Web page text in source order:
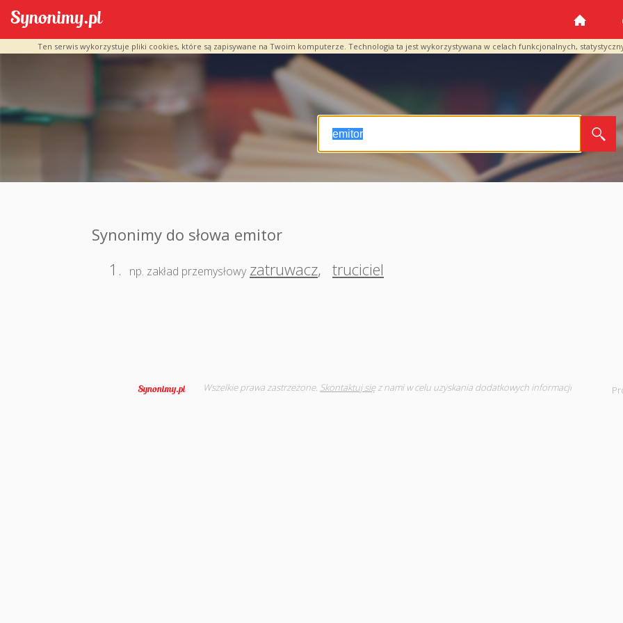
Ten serwis wykorzystuje pliki cookies, które są zapisywane na Twoim komputerze. Technologia ta jest wykorzystywana w celach funkcjonalnych,
Synonimy do słowa emitor
1.
np. zakład przemysłowy zatruwacz, truciciel
Wszelkie prawa zastrzeżone. Skontaktuj sięz nami w celu uzyskania dodatkowych informacji